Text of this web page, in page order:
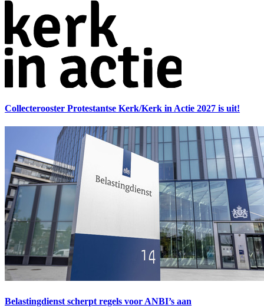
Collecterooster Protestantse Kerk/Kerk in Actie 2027 is uit!
Belastingdienst scherpt regels voor ANBI’s aan